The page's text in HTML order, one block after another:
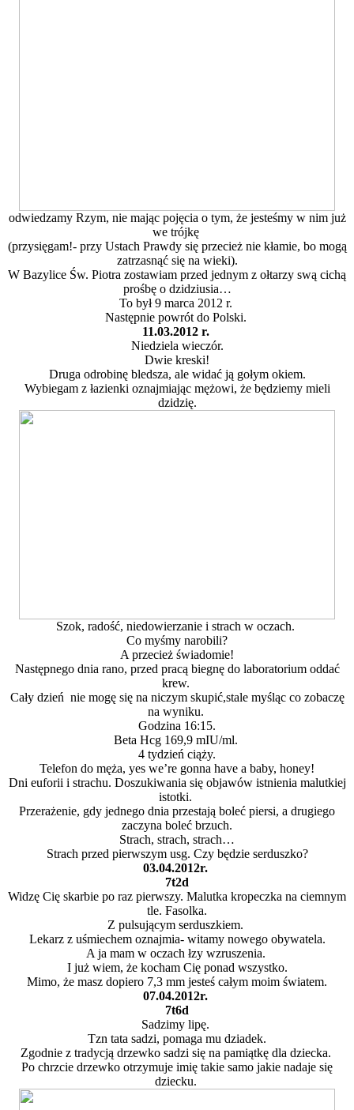
odwiedzamy Rzym, nie mając pojęcia o tym, że jesteśmy w nim już
we trójkę
(przysięgam!- przy Ustach Prawdy się przecież nie kłamie, bo mogą
zatrzasnąć się na wieki).
W Bazylice Św. Piotra zostawiam przed jednym z ołtarzy swą cichą
prośbę o dzidziusia…
To był 9 marca 2012 r.
Następnie powrót do Polski.
11.03.2012 r.
Niedziela wieczór.
Dwie kreski!
Druga odrobinę bledsza, ale widać ją gołym okiem.
Wybiegam z łazienki oznajmiając mężowi, że będziemy mieli
dzidzię.
Szok, radość, niedowierzanie i strach w oczach.
Co myśmy narobili?
A przecież świadomie!
Następnego dnia rano, przed pracą biegnę do laboratorium oddać
krew.
Cały dzień nie mogę się na niczym skupić,stale myśląc co zobaczę
na wyniku.
Godzina 16:15.
Beta Hcg 169,9 mIU/ml.
4 tydzień ciąży.
Telefon do męża, yes we’re gonna have a baby, honey!
Dni euforii i strachu. Doszukiwania się objawów istnienia malutkiej
istotki.
Przerażenie, gdy jednego dnia przestają boleć piersi, a drugiego
zaczyna boleć brzuch.
Strach, strach, strach…
Strach przed pierwszym usg. Czy będzie serduszko?
03.04.2012r.
7t2d
Widzę Cię skarbie po raz pierwszy. Malutka kropeczka na ciemnym
tle. Fasolka.
Z pulsującym serduszkiem.
Lekarz z uśmiechem oznajmia- witamy nowego obywatela.
A ja mam w oczach łzy wzruszenia.
I już wiem, że kocham Cię ponad wszystko.
Mimo, że masz dopiero 7,3 mm jesteś całym moim światem.
07.04.2012r.
7t6d
Sadzimy lipę.
Tzn tata sadzi, pomaga mu dziadek.
Zgodnie z tradycją drzewko sadzi się na pamiątkę dla dziecka.
Po chrzcie drzewko otrzymuje imię takie samo jakie nadaje się
dziecku.